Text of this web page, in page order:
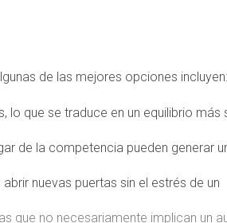
de las mejores opciones incluyen:
que se traduce en un equilibrio más
de la competencia pueden generar
nuevas puertas sin el estrés de un
que no necesariamente implican un